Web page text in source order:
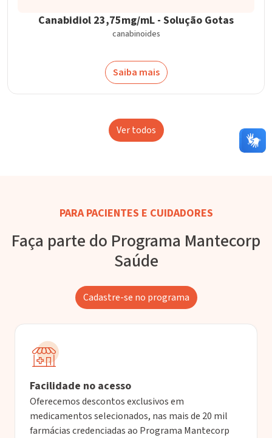
Canabidiol 23,75mg/mL - Solução Gotas
canabinoides
Saiba mais
Ver todos
PARA PACIENTES E CUIDADORES
Faça parte do Programa Mantecorp
Saúde
Cadastre-se no programa
Facilidade no acesso
Oferecemos descontos exclusivos em
medicamentos selecionados, nas mais de 20 mil
farmácias credenciadas ao Programa Mantecorp